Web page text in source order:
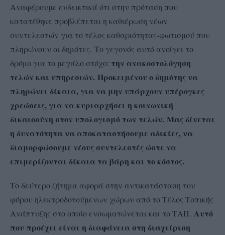
Αναφέρουμε ενδεικτικά ότι στην πρόταση που
κατατέθηκε προβλέπεται η καθιέρωση νέων
συντελεστών για το τέλος καθαριότητας-φωτισμού που
πληρώνουν οι δημότες. Το γεγονός αυτό ανοίγει το
δρόμο για το μεγάλο στόχο: την ανακοστολόγηση
τελών και υπηρεσιών. Προκειμένου ο δημότης να
πληρώνει δίκαια, για να μην υπάρχουν υπέρογκες
χρεώσεις, για να κυριαρχήσει η κοινωνική
δικαιοσύνη στον υπολογισμό των τελών. Μας δίνεται
η δυνατότητα να αποκαταστήσουμε αδικίες, να
διαμορφώσουμε νέους συντελεστές ώστε να
επιμερίζονται δίκαια τα βάρη και το κόστος.
Το δεύτερο ζήτημα αφορά στην αντικατάσταση του
φόρου ηλεκτροδοτούμενων χώρων από το Τέλος Τοπικής
Ανάπτυξης στο οποίο ενσωματώνεται και το ΤΑΠ. Αυτό
που προέχει είναι η διαφάνεια στη διαχείριση